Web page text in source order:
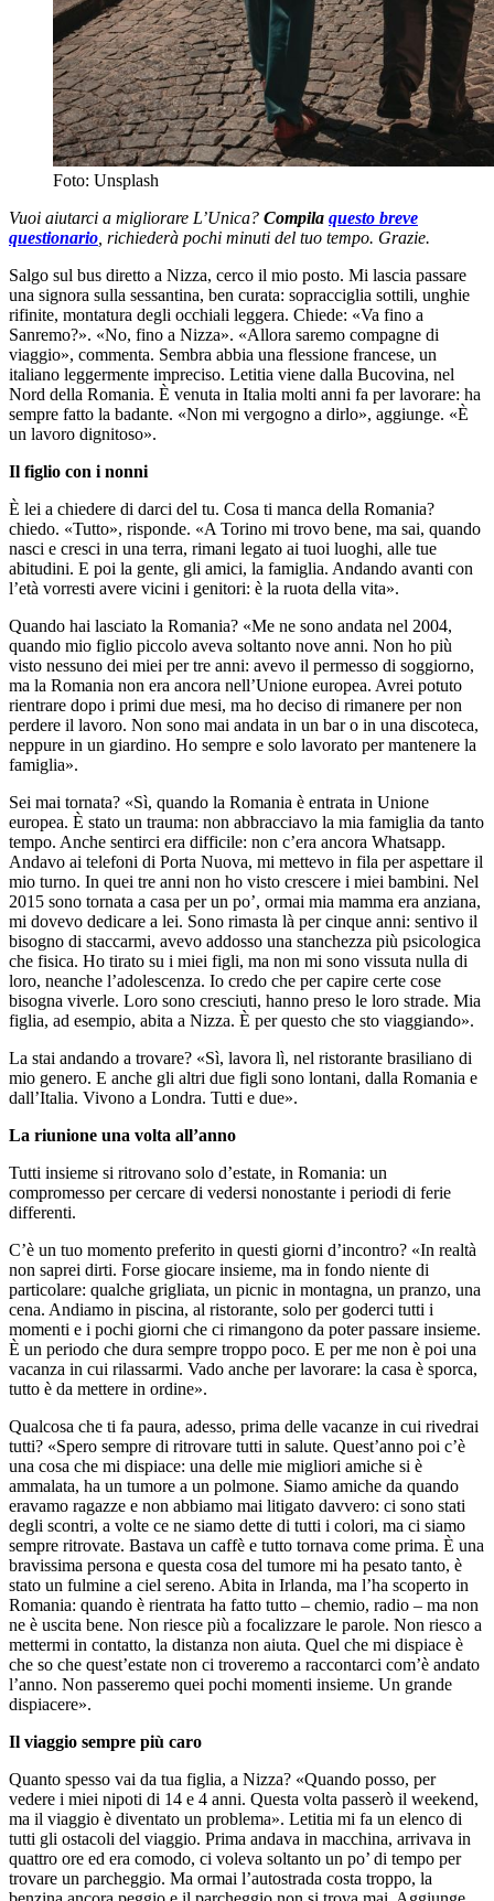
Foto: Unsplash
Vuoi aiutarci a migliorare L’Unica? Compila questo breve
questionario , richiederà pochi minuti del tuo tempo. Grazie.
Salgo sul bus diretto a Nizza, cerco il mio posto. Mi lascia passare
una signora sulla sessantina, ben curata: sopracciglia sottili, unghie
rifinite, montatura degli occhiali leggera. Chiede: «Va fino a
Sanremo?». «No, fino a Nizza». «Allora saremo compagne di
viaggio», commenta. Sembra abbia una flessione francese, un
italiano leggermente impreciso. Letitia viene dalla Bucovina, nel
Nord della Romania. È venuta in Italia molti anni fa per lavorare: ha
sempre fatto la badante. «Non mi vergogno a dirlo», aggiunge. «È
un lavoro dignitoso».
Il figlio con i nonni
È lei a chiedere di darci del tu. Cosa ti manca della Romania?
chiedo. «Tutto», risponde. «A Torino mi trovo bene, ma sai, quando
nasci e cresci in una terra, rimani legato ai tuoi luoghi, alle tue
abitudini. E poi la gente, gli amici, la famiglia. Andando avanti con
l’età vorresti avere vicini i genitori: è la ruota della vita».
Quando hai lasciato la Romania? «Me ne sono andata nel 2004,
quando mio figlio piccolo aveva soltanto nove anni. Non ho più
visto nessuno dei miei per tre anni: avevo il permesso di soggiorno,
ma la Romania non era ancora nell’Unione europea. Avrei potuto
rientrare dopo i primi due mesi, ma ho deciso di rimanere per non
perdere il lavoro. Non sono mai andata in un bar o in una discoteca,
neppure in un giardino. Ho sempre e solo lavorato per mantenere la
famiglia».
Sei mai tornata? «Sì, quando la Romania è entrata in Unione
europea. È stato un trauma: non abbracciavo la mia famiglia da tanto
tempo. Anche sentirci era difficile: non c’era ancora Whatsapp.
Andavo ai telefoni di Porta Nuova, mi mettevo in fila per aspettare il
mio turno. In quei tre anni non ho visto crescere i miei bambini. Nel
2015 sono tornata a casa per un po’, ormai mia mamma era anziana,
mi dovevo dedicare a lei. Sono rimasta là per cinque anni: sentivo il
bisogno di staccarmi, avevo addosso una stanchezza più psicologica
che fisica. Ho tirato su i miei figli, ma non mi sono vissuta nulla di
loro, neanche l’adolescenza. Io credo che per capire certe cose
bisogna viverle. Loro sono cresciuti, hanno preso le loro strade. Mia
figlia, ad esempio, abita a Nizza. È per questo che sto viaggiando».
La stai andando a trovare? «Sì, lavora lì, nel ristorante brasiliano di
mio genero. E anche gli altri due figli sono lontani, dalla Romania e
dall’Italia. Vivono a Londra. Tutti e due».
La riunione una volta all’anno
Tutti insieme si ritrovano solo d’estate, in Romania: un
compromesso per cercare di vedersi nonostante i periodi di ferie
differenti.
C’è un tuo momento preferito in questi giorni d’incontro? «In realtà
non saprei dirti. Forse giocare insieme, ma in fondo niente di
particolare: qualche grigliata, un picnic in montagna, un pranzo, una
cena. Andiamo in piscina, al ristorante, solo per goderci tutti i
momenti e i pochi giorni che ci rimangono da poter passare insieme.
È un periodo che dura sempre troppo poco. E per me non è poi una
vacanza in cui rilassarmi. Vado anche per lavorare: la casa è sporca,
tutto è da mettere in ordine».
Qualcosa che ti fa paura, adesso, prima delle vacanze in cui rivedrai
tutti? «Spero sempre di ritrovare tutti in salute. Quest’anno poi c’è
una cosa che mi dispiace: una delle mie migliori amiche si è
ammalata, ha un tumore a un polmone. Siamo amiche da quando
eravamo ragazze e non abbiamo mai litigato davvero: ci sono stati
degli scontri, a volte ce ne siamo dette di tutti i colori, ma ci siamo
sempre ritrovate. Bastava un caffè e tutto tornava come prima. È una
bravissima persona e questa cosa del tumore mi ha pesato tanto, è
stato un fulmine a ciel sereno. Abita in Irlanda, ma l’ha scoperto in
Romania: quando è rientrata ha fatto tutto – chemio, radio – ma non
ne è uscita bene. Non riesce più a focalizzare le parole. Non riesco a
mettermi in contatto, la distanza non aiuta. Quel che mi dispiace è
che so che quest’estate non ci troveremo a raccontarci com’è andato
l’anno. Non passeremo quei pochi momenti insieme. Un grande
dispiacere».
Il viaggio sempre più caro
Quanto spesso vai da tua figlia, a Nizza? «Quando posso, per
vedere i miei nipoti di 14 e 4 anni. Questa volta passerò il weekend,
ma il viaggio è diventato un problema». Letitia mi fa un elenco di
tutti gli ostacoli del viaggio. Prima andava in macchina, arrivava in
quattro ore ed era comodo, ci voleva soltanto un po’ di tempo per
trovare un parcheggio. Ma ormai l’autostrada costa troppo, la